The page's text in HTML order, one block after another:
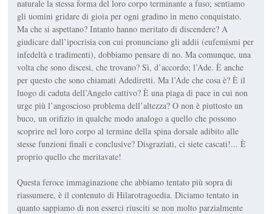
naturale la stessa forma del loro corpo terminante a fuso; sentiamo
gli uomini gridare di gioia per ogni gradino in meno conquistato.
Ma che si aspettano? Intanto hanno meritato di discendere? A
giudicare dall’ipocrisia con cui pronunciano gli addii (eufemismi per
infedeltà e tradi­menti), dobbiamo pensare di no. Ma comunque, una
volta che sono discesi, che trovano? Sì, d’accordo; l’Ade. È anche
per que­sto che sono chiamati Adediretti. Ma l’Ade che cosa è? È il
luogo di caduta dell’Angelo cattivo? È una piaga di pace in cui non
urge più l’angoscioso problema dell’altezza? O non è piuttosto un
buco, un orifizio in qualche modo analogo a quello che possono
scoprire nel loro corpo al termine della spina dorsal­e adibito alle
stesse funzioni finali e conclusive? Disgraziati, ci siete cascati!... È
proprio quello che meritavate!
Questa feroce immaginazione che abbiamo tentato più sopra di
riassumere, è il contenuto diHilarotragoedia. Diciamo tentato in
quanto sappiamo di non esserci riusciti se non molto parzialmente